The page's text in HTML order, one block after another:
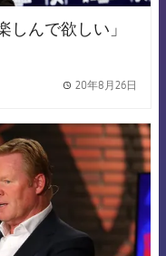
しんで欲しい」
20年8月26日
badge